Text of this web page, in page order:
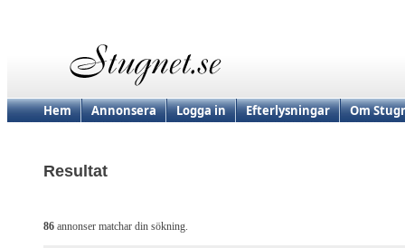
Hem Annonsera Logga in Efterlysningar Om
Resultat
86 annonser matchar din sökning.